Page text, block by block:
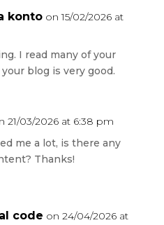
konto on 15/02/2026 at
I read many of your
blog is very good.
21/03/2026 at 6:38 pm
me a lot, is there any
Thanks!
code on 24/04/2026 at